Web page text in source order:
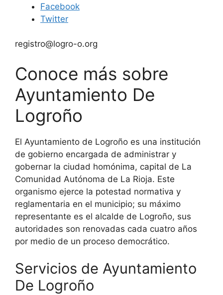
Facebook
Twitter
registro@logro-o.org
Conoce más sobre
Ayuntamiento De
Logroño
El Ayuntamiento de Logroño es una institución
de gobierno encargada de administrar y
gobernar la ciudad homónima, capital de La
Comunidad Autónoma de La Rioja. Este
organismo ejerce la potestad normativa y
reglamentaria en el municipio; su máximo
representante es el alcalde de Logroño, sus
autoridades son renovadas cada cuatro años
por medio de un proceso democrático.
Servicios de Ayuntamiento
De Logroño